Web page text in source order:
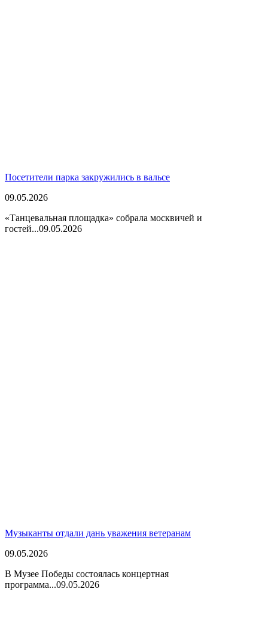
Посетители парка закружились в вальсе
09.05.2026
«Танцевальная площадка» собрала москвичей и
гостей...09.05.2026
Музыканты отдали дань уважения ветеранам
09.05.2026
В Музее Победы состоялась концертная
программа...09.05.2026